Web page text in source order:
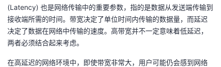
(Latency) 也是网络传输中的重要参数，指的是数据从发送端传输到
接收端所需的时间。带宽决定了单位时间内传输的数据量，而延迟
决定了数据在网络中传输的速度。高带宽并不一定意味着低延迟，
两者必须结合起来考虑。
在高延迟的网络环境中，即使带宽非常大，用户可能仍会感到网络